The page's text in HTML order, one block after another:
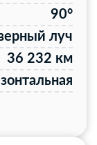
90°
луч
36 232 км